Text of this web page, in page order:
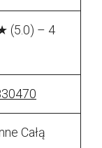
– 4
Całą